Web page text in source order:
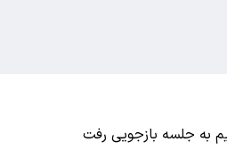
به جلسه بازجویی رفت